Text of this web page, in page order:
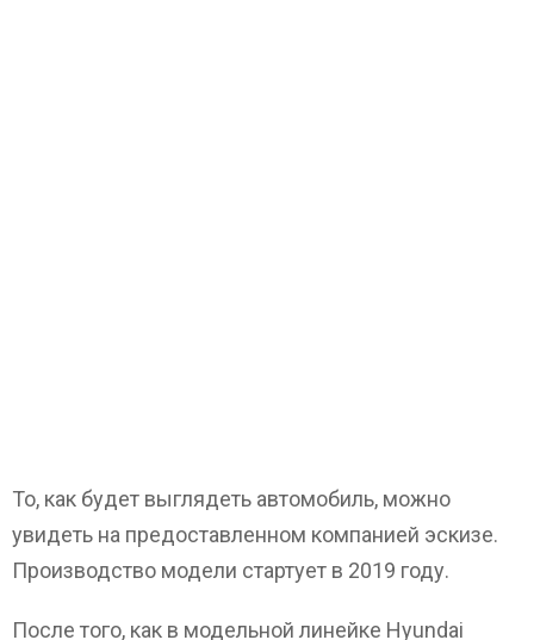
То, как будет выглядеть автомобиль, можно
увидеть на предоставленном компанией эскизе.
Производство модели стартует в 2019 году.
После того, как в модельной линейке Hyundai